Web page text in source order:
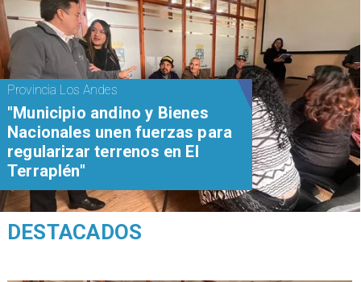
Provincia Los Andes
"Municipio andino y Bienes
Nacionales unen fuerzas para
regularizar terrenos en El
Terraplén"
DESTACADOS